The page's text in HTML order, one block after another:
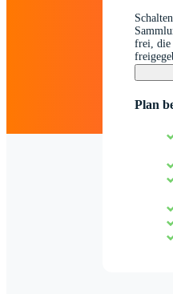
frei, die
Plan